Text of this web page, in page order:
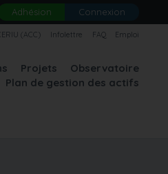
Adhésion Connexion
(ACC) Infolettre FAQ Emploi
Projets
Observatoire
Plan de gestion des actifs